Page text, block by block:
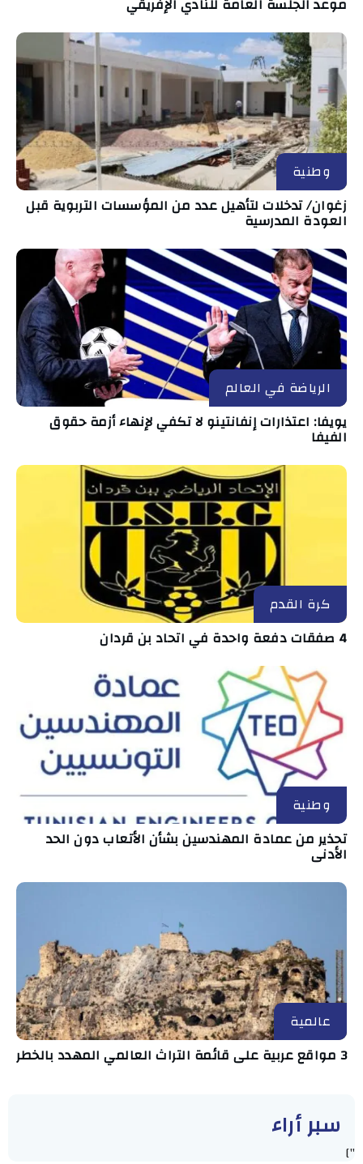
موعد الجلسة العامة للنادي الإفريقي
وطنية
زغوان/ تدخلات لتأهيل عدد من المؤسسات التربوية قبل
العودة المدرسية
الرياضة في العالم
يويفا: اعتذارات إنفانتينو لا تكفي لإنهاء أزمة حقوق
الفيفا
كرة القدم
4 صفقات دفعة واحدة في اتحاد بن قردان
وطنية
تحذير من عمادة المهندسين بشأن الأتعاب دون الحد
الأدنى
عالمية
3 مواقع عربية على قائمة التراث العالمي المهدد بالخطر
سبر أراء
"]